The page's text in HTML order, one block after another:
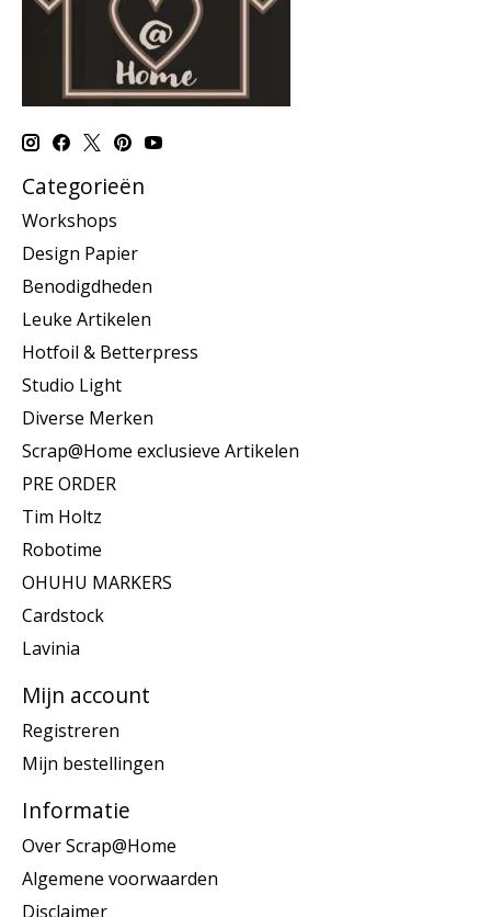
Categorieën
Workshops
Design Papier
Benodigdheden
Leuke Artikelen
Hotfoil & Betterpress
Studio Light
Diverse Merken
Scrap@Home exclusieve Artikelen
PRE ORDER
Tim Holtz
Robotime
OHUHU MARKERS
Cardstock
Lavinia
Mijn account
Registreren
Mijn bestellingen
Informatie
Over Scrap@Home
Algemene voorwaarden
Disclaimer